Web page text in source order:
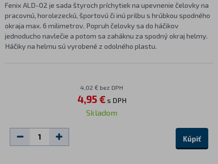
Fenix ALD-02 je sada štyroch príchytiek na upevnenie čelovky na
pracovnú, horolezeckú, športovú či inú prilbu s hrúbkou spodného
okraja max. 6 milimetrov. Popruh čelovky sa do háčikov
jednoducho navlečie a potom sa zaháknu za spodný okraj helmy.
Háčiky na helmu sú vyrobené z odolného plastu.
4,02 € bez DPH
4,95 €s DPH
Skladom
Kúpiť